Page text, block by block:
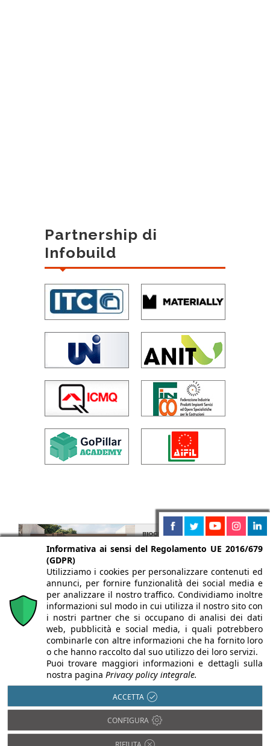
Partnership di
Infobuild
Chi siamo Autori Per la tua pubblicità
Iscriviti alla
Informativa ai sensi del Regolamento UE 2016/679
(GDPR)
Utilizziamo i cookies per personalizzare contenuti ed
annunci, per fornire funzionalità dei social media e
per analizzare il nostro traffico. Condividiamo inoltre
informazioni sul modo in cui utilizza il nostro sito con
i nostri partner che si occupano di analisi dei dati
web, pubblicità e social media, i quali potrebbero
combinarle con altre informazioni che ha fornito loro
o che hanno raccolto dal suo utilizzo dei loro servizi.
Puoi trovare maggiori informazioni e dettagli sulla
nostra pagina Privacy policy integrale.
ACCETTA
CONFIGURA